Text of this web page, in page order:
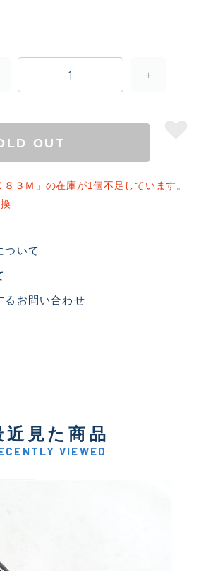
OUT
８３Ｍ」の在庫が1個不足しています。
ついて
るお問い合わせ
近見た商品
VIEWED